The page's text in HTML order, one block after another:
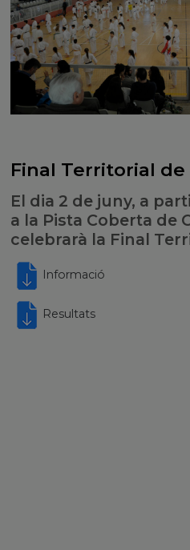
Final Territorial de
El dia 2 de juny, a
a la Pista Coberta de
celebrarà la Final
Informació
Resultats